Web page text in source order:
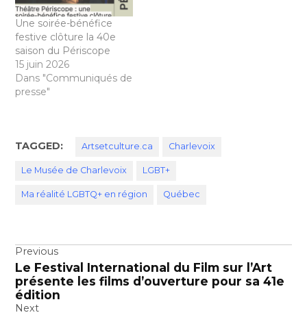
Une soirée-bénéfice
festive clôture la 40e
saison du Périscope
15 juin 2026
Dans "Communiqués de
presse"
TAGGED: Artsetculture.ca Charlevoix
Le Musée de Charlevoix LGBT+
Ma réalité LGBTQ+ en région Québec
Navigation
de
l’article
Previous
Le Festival International du Film sur l’Art
présente les films d’ouverture pour sa 41e
édition
Next